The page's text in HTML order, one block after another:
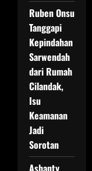
Ruben Onsu
Tanggapi
Kepindahan
Sarwendah
dari Rumah
Cilandak,
Isu
Keamanan
Jadi
Sorotan
Ashanty